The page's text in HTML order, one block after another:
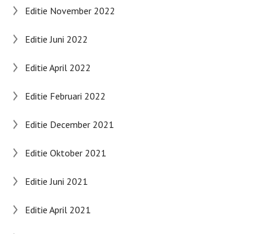
Editie November 2022
Editie Juni 2022
Editie April 2022
Editie Februari 2022
Editie December 2021
Editie Oktober 2021
Editie Juni 2021
Editie April 2021